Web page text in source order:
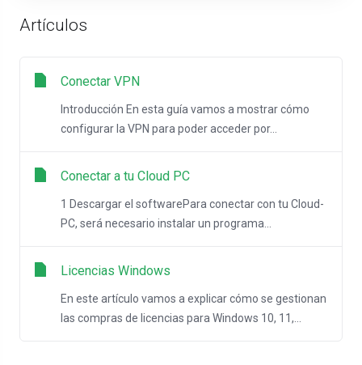
Artículos
Conectar VPN
Introducción En esta guía vamos a mostrar cómo
configurar la VPN para poder acceder por...
Conectar a tu Cloud PC
1 Descargar el softwarePara conectar con tu Cloud-
PC, será necesario instalar un programa...
Licencias Windows
En este artículo vamos a explicar cómo se gestionan
las compras de licencias para Windows 10, 11,...